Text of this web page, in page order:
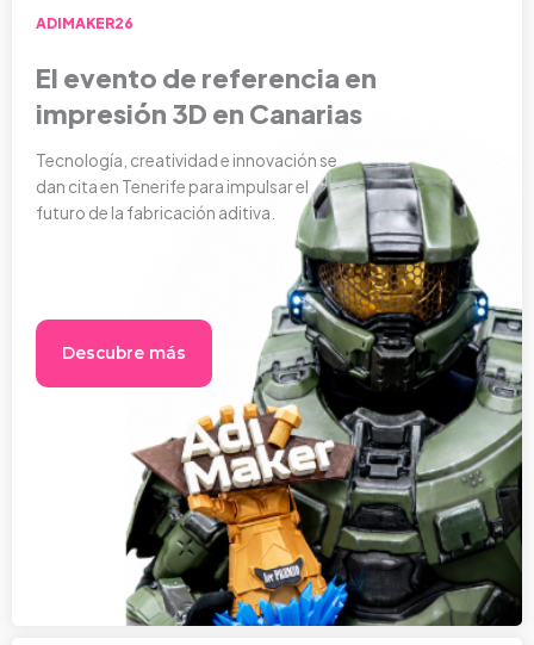
ADIMAKER26
El evento de referencia en
impresión 3D en Canarias
Tecnología, creatividad e innovación se
dan cita en Tenerife para impulsar el
futuro de la fabricación aditiva.
Descubre más